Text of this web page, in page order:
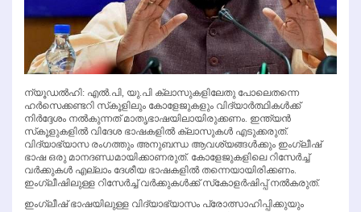
ന്യൂഡല്‍ഹി: എല്‍.പി, യു.പി ക്ലാസുകളിലേതു പോലെതന്നെ
ഹര്‍സെക്കണ്ടറി സ്‌കൂളിലും കോളേജുകളും വിദ്യാര്‍ത്ഥികള്‍ക്ക്
നിര്‍ദ്ദേശം നല്‍കുന്നത് മാതൃഭാഷയിലായിരുക്കണം. ഇന്ത്യന്‍
സ്‌കൂളുകളില്‍ വിദേശ ഭാഷകളില്‍ ക്ലാസുകള്‍ എടുക്കരുത്.
വിദ്യാഭ്യാസ രംഗത്തും അനുബന്ധ ആവശ്യങ്ങള്‍ക്കും ഇംഗ്ലീഷ്
ഭാഷ ഒരു മാനദണ്ഡമായിക്കാണരുത്. കോളേജുകളിലെ റിസേര്‍ച്ച്
വര്‍ക്കുകള്‍ എല്ലാം ദേശീയ ഭാഷകളില്‍ തന്നെയായിരിക്കണം.
ഇംഗ്ലീഷിലുള്ള റിസേര്‍ച്ച് വര്‍ക്കുകള്‍ക്ക് സ്‌കോളര്‍ഷിപ്പ് നല്‍കരുത്.
ഇംഗ്ലീഷ് ഭാഷയിലുള്ള വിദ്യാഭ്യാസം പ്രോത്സാഹിപ്പിക്കുയും